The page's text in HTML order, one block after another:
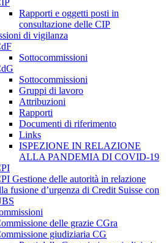
Rapporti e oggetti posti in
consultazione delle CIP
di vigilanza
Sottocommissioni
Sottocommissioni
Gruppi di lavoro
Attribuzioni
Rapporti
Documenti di riferimento
Links
ISPEZIONE IN RELAZIONE
ALLA PANDEMIA DI COVID-19
Gestione delle autorità in relazione
fusione d’urgenza di Credit Suisse con
delle grazie CGra
giudiziaria CG